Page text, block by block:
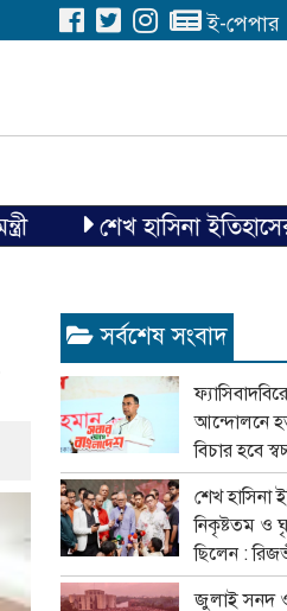
ই-পেপার
শেখ হাসিনা ইতিহাসের
সর্বশেষ সংবাদ
আন্দোলনে
বিচার হবে
বিশ্বাসযোগ্য :
শেখ হাসিনা
নিকৃষ্টতম ও
ছিলেন :
জুলাই সনদ ও